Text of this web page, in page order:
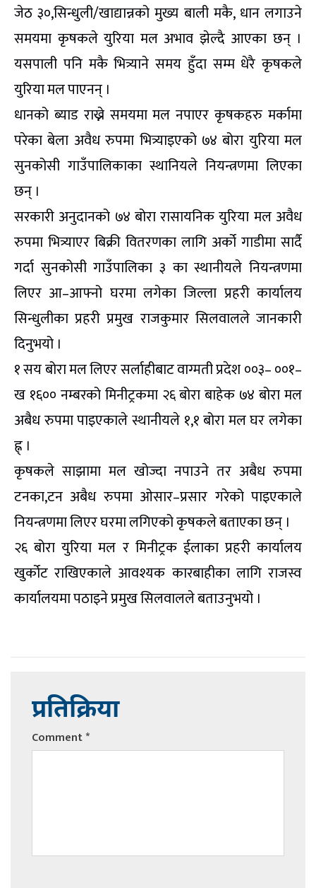
जेठ ३०,सिन्धुली/खाद्यान्नको मुख्य बाली मकै, धान लगाउने
समयमा कृषकले युरिया मल अभाव झेल्दै आएका छन् ।
यसपाली पनि मकै भित्र्याने समय हुँदा सम्म धेरै कृषकले
युरिया मल पाएनन् ।
धानको ब्याड राख्ने समयमा मल नपाएर कृषकहरु मर्कामा
परेका बेला अवैध रुपमा भित्र्याइएको ७४ बोरा युरिया मल
सुनकोसी गाउँपालिकाका स्थानियले नियन्त्रणमा लिएका
छन् ।
सरकारी अनुदानको ७४ बोरा रासायनिक युरिया मल अवैध
रुपमा भित्र्याएर बिक्री वितरणका लागि अर्को गाडीमा सार्दै
गर्दा सुनकोसी गाउँपालिका ३ का स्थानीयले नियन्त्रणमा
लिएर आ–आफ्नो घरमा लगेका जिल्ला प्रहरी कार्यालय
सिन्धुलीका प्रहरी प्रमुख राजकुमार सिलवालले जानकारी
दिनुभयो ।
१ सय बोरा मल लिएर सर्लाहीबाट वाग्मती प्रदेश ००३– ००१–
ख १६०० नम्बरको मिनीट्रकमा २६ बोरा बाहेक ७४ बोरा मल
अबैध रुपमा पाइएकाले स्थानीयले १,१ बोरा मल घर लगेका
ह्न् ।
कृषकले साझामा मल खोज्दा नपाउने तर अबैध रुपमा
टनका,टन अबैध रुपमा ओसार–प्रसार गरेको पाइएकाले
नियन्त्रणमा लिएर घरमा लगिएको कृषकले बताएका छन् ।
२६ बोरा युरिया मल र मिनीट्रक ईलाका प्रहरी कार्यालय
खुर्कोट राखिएकाले आवश्यक कारबाहीका लागि राजस्व
कार्यालयमा पठाइने प्रमुख सिलवालले बताउनुभयो ।
प्रतिक्रिया
Comment*